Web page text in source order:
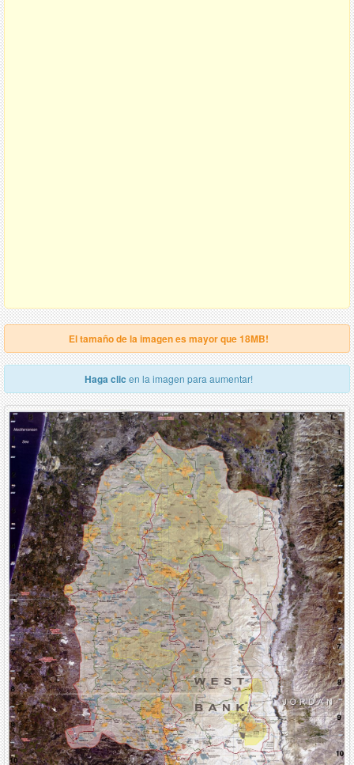
El tamaño de la imagen es mayor que 18MB!
Haga clic en la imagen para aumentar!